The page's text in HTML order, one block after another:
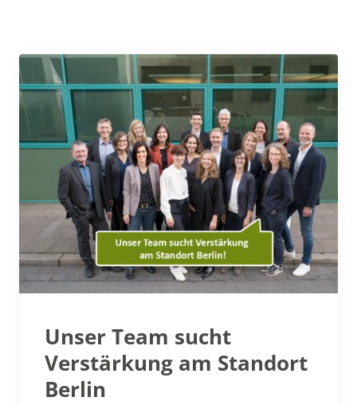
Unser Team sucht
Verstärkung am Standort
Berlin